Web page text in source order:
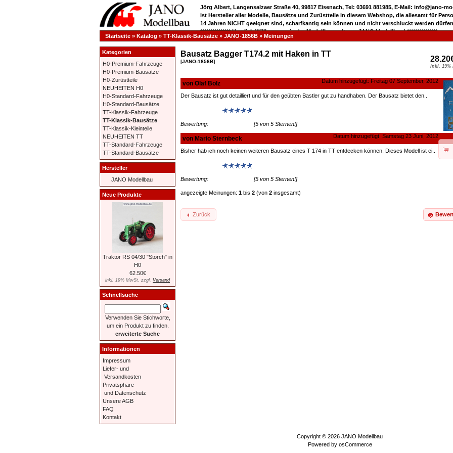
Jörg Albert, Langensalzaer Straße 40, 99817 Eisenach, Tel: 03691 881985, E-Mail: info@jano-
ist Hersteller aller Modelle, Bausätze und Zurüstteile in diesem Webshop, die allesamt für
14 Jahren NICHT geeignet sind, scharfkantig sein können und nicht verschluckt werden
*************** Herzlich Willkommen in der Modellbauwelt von JANO Modellbau! ***************
Startseite » Katalog » TT-Klassik-Bausätze » JANO-1856B » Meinungen
inkl. 19%
Bausatz Bagger T174.2 mit Haken in TT
[JANO-1856B]
Datum hinzugefügt: Freitag 07 September, 2012
von Olaf Bolz
Der Bausatz ist gut detailliert und für den geübten Bastler gut zu handhaben. Der Bausatz bietet den..
Bewertung:
[5 von 5 Sternen!]
Datum hinzugefügt: Samstag 23 Juni, 2012
von Mario Sternbeck
Bisher hab ich noch keinen weiteren Bausatz eines T 174 in TT entdecken können. Dieses Modell ist ei..
Bewertung: [5 von 5 Sternen!]
angezeigte Meinungen: 1 bis 2 (von 2 insgesamt)
Zurück
Kategorien
H0-Premium-Fahrzeuge
H0-Premium-Bausätze
H0-Zurüstteile
NEUHEITEN H0
H0-Standard-Fahrzeuge
H0-Standard-Bausätze
TT-Klassik-Fahrzeuge
TT-Klassik-Bausätze
TT-Klassik-Kleinteile
NEUHEITEN TT
TT-Standard-Fahrzeuge
TT-Standard-Bausätze
Hersteller
JANO Modellbau
Neue Produkte
Traktor RS 04/30 "Storch" in
H0
62.50€
inkl. 19% MwSt. zzgl. Versand
Schnellsuche
Verwenden Sie Stichworte,
um ein Produkt zu finden.
erweiterte Suche
Informationen
Impressum
Liefer- und
Versandkosten
Privatsphäre
und Datenschutz
Unsere AGB
FAQ
Kontakt
Copyright © 2026 JANO Modellbau
Powered by osCommerce